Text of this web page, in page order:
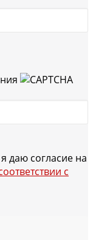
даю согласие на
с